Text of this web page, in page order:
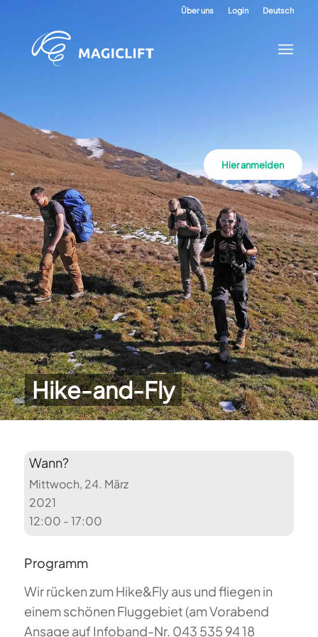
Über uns Login Deutsch
Hike-and-Fly
Hier anmelden
Wann?
Mittwoch, 24. März
2021
12:00 - 17:00
Programm
Wir rücken zum Hike&Fly aus und fliegen in
einem schönen Fluggebiet (am Vorabend
Ansage auf Infoband-Nr. 043 535 94 18